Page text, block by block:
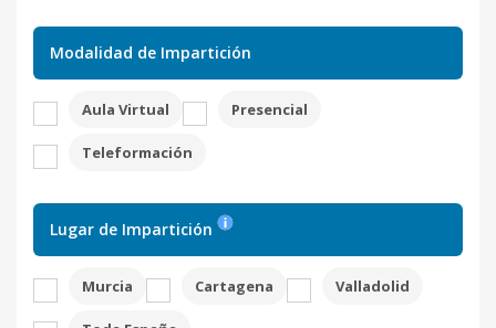
Modalidad de Impartición
Aula Virtual Presencial
Teleformación
Lugar de Impartición
Murcia Cartagena Valladolid